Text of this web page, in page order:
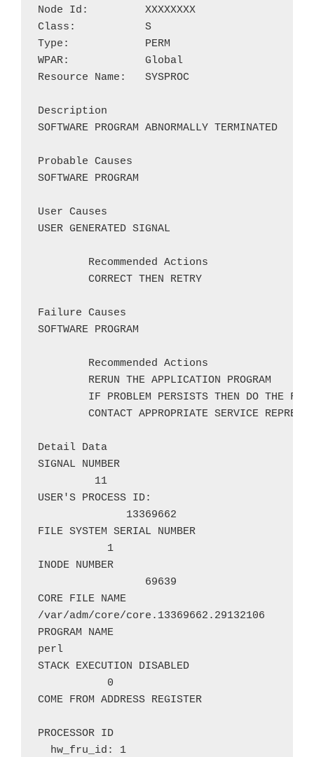
Node Id:         XXXXXXXX
Class:           S
Type:            PERM
WPAR:            Global
Resource Name:   SYSPROC
Description
SOFTWARE PROGRAM ABNORMALLY TERMINATED
Probable Causes
SOFTWARE PROGRAM
User Causes
USER GENERATED SIGNAL
Recommended Actions
CORRECT THEN RETRY
Failure Causes
SOFTWARE PROGRAM
Recommended Actions
RERUN THE APPLICATION PROGRAM
IF PROBLEM PERSISTS THEN DO THE
CONTACT APPROPRIATE SERVICE
Detail Data
SIGNAL NUMBER
11
USER'S PROCESS ID:
13369662
FILE SYSTEM SERIAL NUMBER
1
INODE NUMBER
69639
CORE FILE NAME
/var/adm/core/core.13369662.29132106
PROGRAM NAME
perl
STACK EXECUTION DISABLED
0
COME FROM ADDRESS REGISTER
PROCESSOR ID
hw_fru_id: 1